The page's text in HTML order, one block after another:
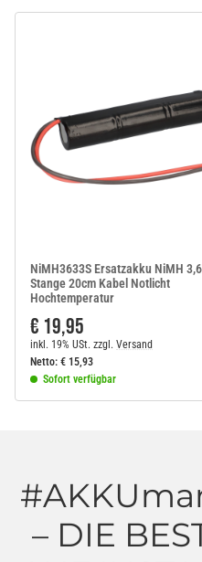
NiMH3633S Ersatzakku NiMH
Stange 20cm Kabel Notlicht
Hochtemperatur
€ 19,95
inkl. 19% USt. zzgl. Versand
Netto: € 15,93
Sofort verfügbar
– DIE